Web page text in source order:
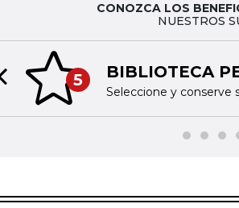
CONOZCA LOS
NUESTROS
5 BIBLIOTECA
Seleccione y conserve
Previous slide